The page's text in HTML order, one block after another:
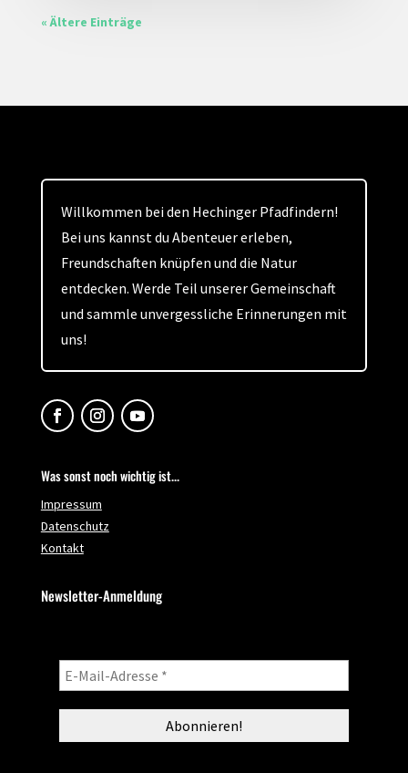
« Ältere Einträge
Willkommen bei den Hechinger Pfadfindern!
Bei uns kannst du Abenteuer erleben,
Freundschaften knüpfen und die Natur
entdecken. Werde Teil unserer Gemeinschaft
und sammle unvergessliche Erinnerungen mit
uns!
Was sonst noch wichtig ist...
Impressum
Datenschutz
Kontakt
Newsletter-Anmeldung